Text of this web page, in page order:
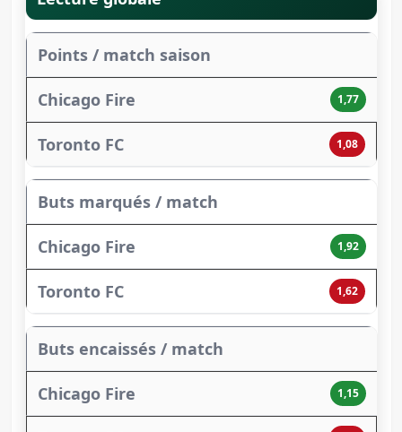
Points / match saison
1,77
1,08
Buts marqués / match
1,92
1,62
Buts encaissés / match
1,15